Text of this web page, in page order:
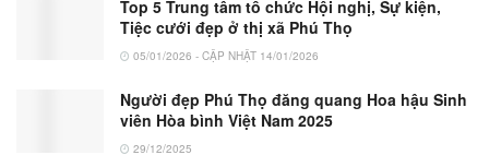
Top 5 Trung tâm tổ chức Hội nghị, Sự kiện,
Tiệc cưới đẹp ở thị xã Phú Thọ
05/01/2026 - CẬP NHẬT 14/01/2026
Người đẹp Phú Thọ đăng quang Hoa hậu Sinh
viên Hòa bình Việt Nam 2025
29/12/2025